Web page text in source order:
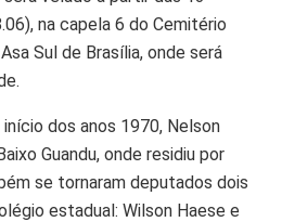
na capela 6 do Cemitério
Sul de Brasília, onde será
dos anos 1970, Nelson
Guandu, onde residiu por
se tornaram deputados dois
estadual: Wilson Haese e